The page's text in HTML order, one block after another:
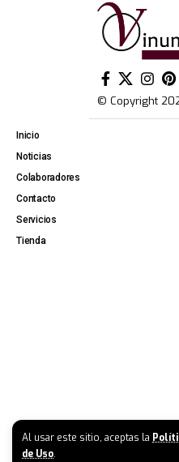
Al usar este sitio, aceptas la
de Uso.
© Copyright
Inicio
Noticias
Colaboradores
Contacto
Servicios
Tienda